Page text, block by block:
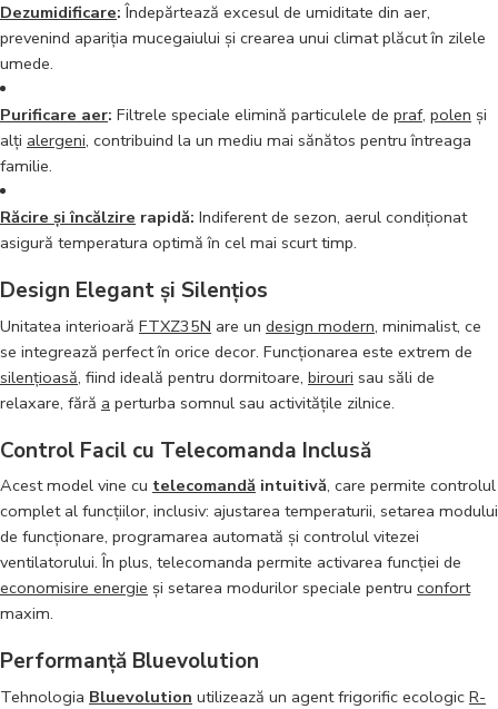
Dezumidificare: Îndepărtează excesul de umiditate din aer,
prevenind apariția mucegaiului și crearea unui climat plăcut în zilele
umede.
Purificare aer: Filtrele speciale elimină particulele de praf, polen și
alți alergeni, contribuind la un mediu mai sănătos pentru întreaga
familie.
Răcire și încălzire rapidă: Indiferent de sezon, aerul condiționat
asigură temperatura optimă în cel mai scurt timp.
Design Elegant și Silențios
Unitatea interioară FTXZ35N are un design modern, minimalist, ce
se integrează perfect în orice decor. Funcționarea este extrem de
silențioasă, fiind ideală pentru dormitoare, birouri sau săli de
relaxare, fără a perturba somnul sau activitățile zilnice.
Control Facil cu Telecomanda Inclusă
Acest model vine cu telecomandă intuitivă, care permite controlul
complet al funcțiilor, inclusiv: ajustarea temperaturii, setarea modului
de funcționare, programarea automată și controlul vitezei
ventilatorului. În plus, telecomanda permite activarea funcției de
economisire energie și setarea modurilor speciale pentru confort
maxim.
Performanță Bluevolution
Tehnologia Bluevolution utilizează un agent frigorific ecologic R-